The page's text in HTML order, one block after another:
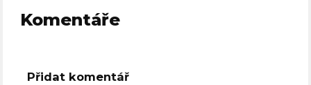
Komentáře
Přidat komentář